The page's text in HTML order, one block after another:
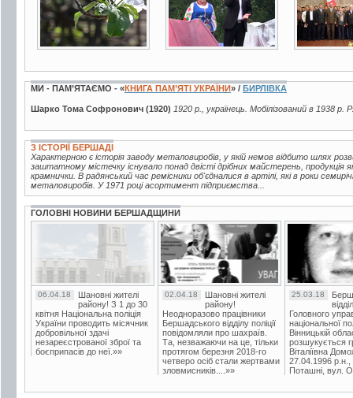
МИ - ПАМ’ЯТАЄМО - «КНИГА ПАМ’ЯТІ УКРАЇНИ» / БИРЛІВКА
Шарко Тома Софронович (1920) 1920 р., українець. Мобілізований в 1938
З ІСТОРІЇ БЕРШАДІ
Характерною є історія заводу металовиробів, у якій немов відбито шлях
заштатному містечку існувало понад двісті дрібних майстерень, продукція
крамнички. В радянський час ремісники об'єдналися в артілі, які в роки
металовиробів. У 1971 році асортимент підприємства...
ГОЛОВНІ НОВИНИ БЕРШАДЩИНИ
06.04.18
Шановні жителі
району! З 1 до 30
квітня Національна поліція
України проводить місячник
добровільної здачі
незареєстрованої зброї та
боєприпасів до неї.»»
02.04.18
Шановні жителі
району!
Неодноразово працівники
Бершадського відділу поліції
повідомляли про шахраїв.
Та, незважаючи на це, тільки
протягом березня 2018-го
четверо осіб стали жертвами
зловмисників....»»
25.03.18
Головного
національної
Вінницькій
розшукується
Віталіївна
27.04.1996 р.н.,
Поташні, вул.